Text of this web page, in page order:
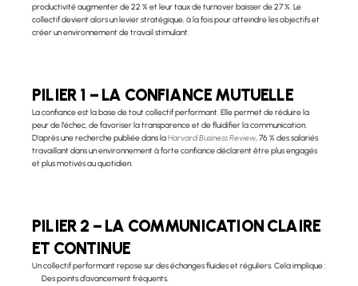
productivité augmenter de 22 % et leur taux de turnover baisser de 27 %. Le
collectif devient alors un levier stratégique, à la fois pour atteindre les objectifs et
créer un environnement de travail stimulant.
PILIER 1 – LA CONFIANCE MUTUELLE
La confiance est la base de tout collectif performant. Elle permet de réduire la
peur de l’échec, de favoriser la transparence et de fluidifier la communication.
D’après une recherche publiée dans la Harvard Business Review, 76 % des salariés
travaillant dans un environnement à forte confiance déclarent être plus engagés
et plus motivés au quotidien.
PILIER 2 – LA COMMUNICATION CLAIRE
ET CONTINUE
Un collectif performant repose sur des échanges fluides et réguliers. Cela implique :
Des points d’avancement fréquents.